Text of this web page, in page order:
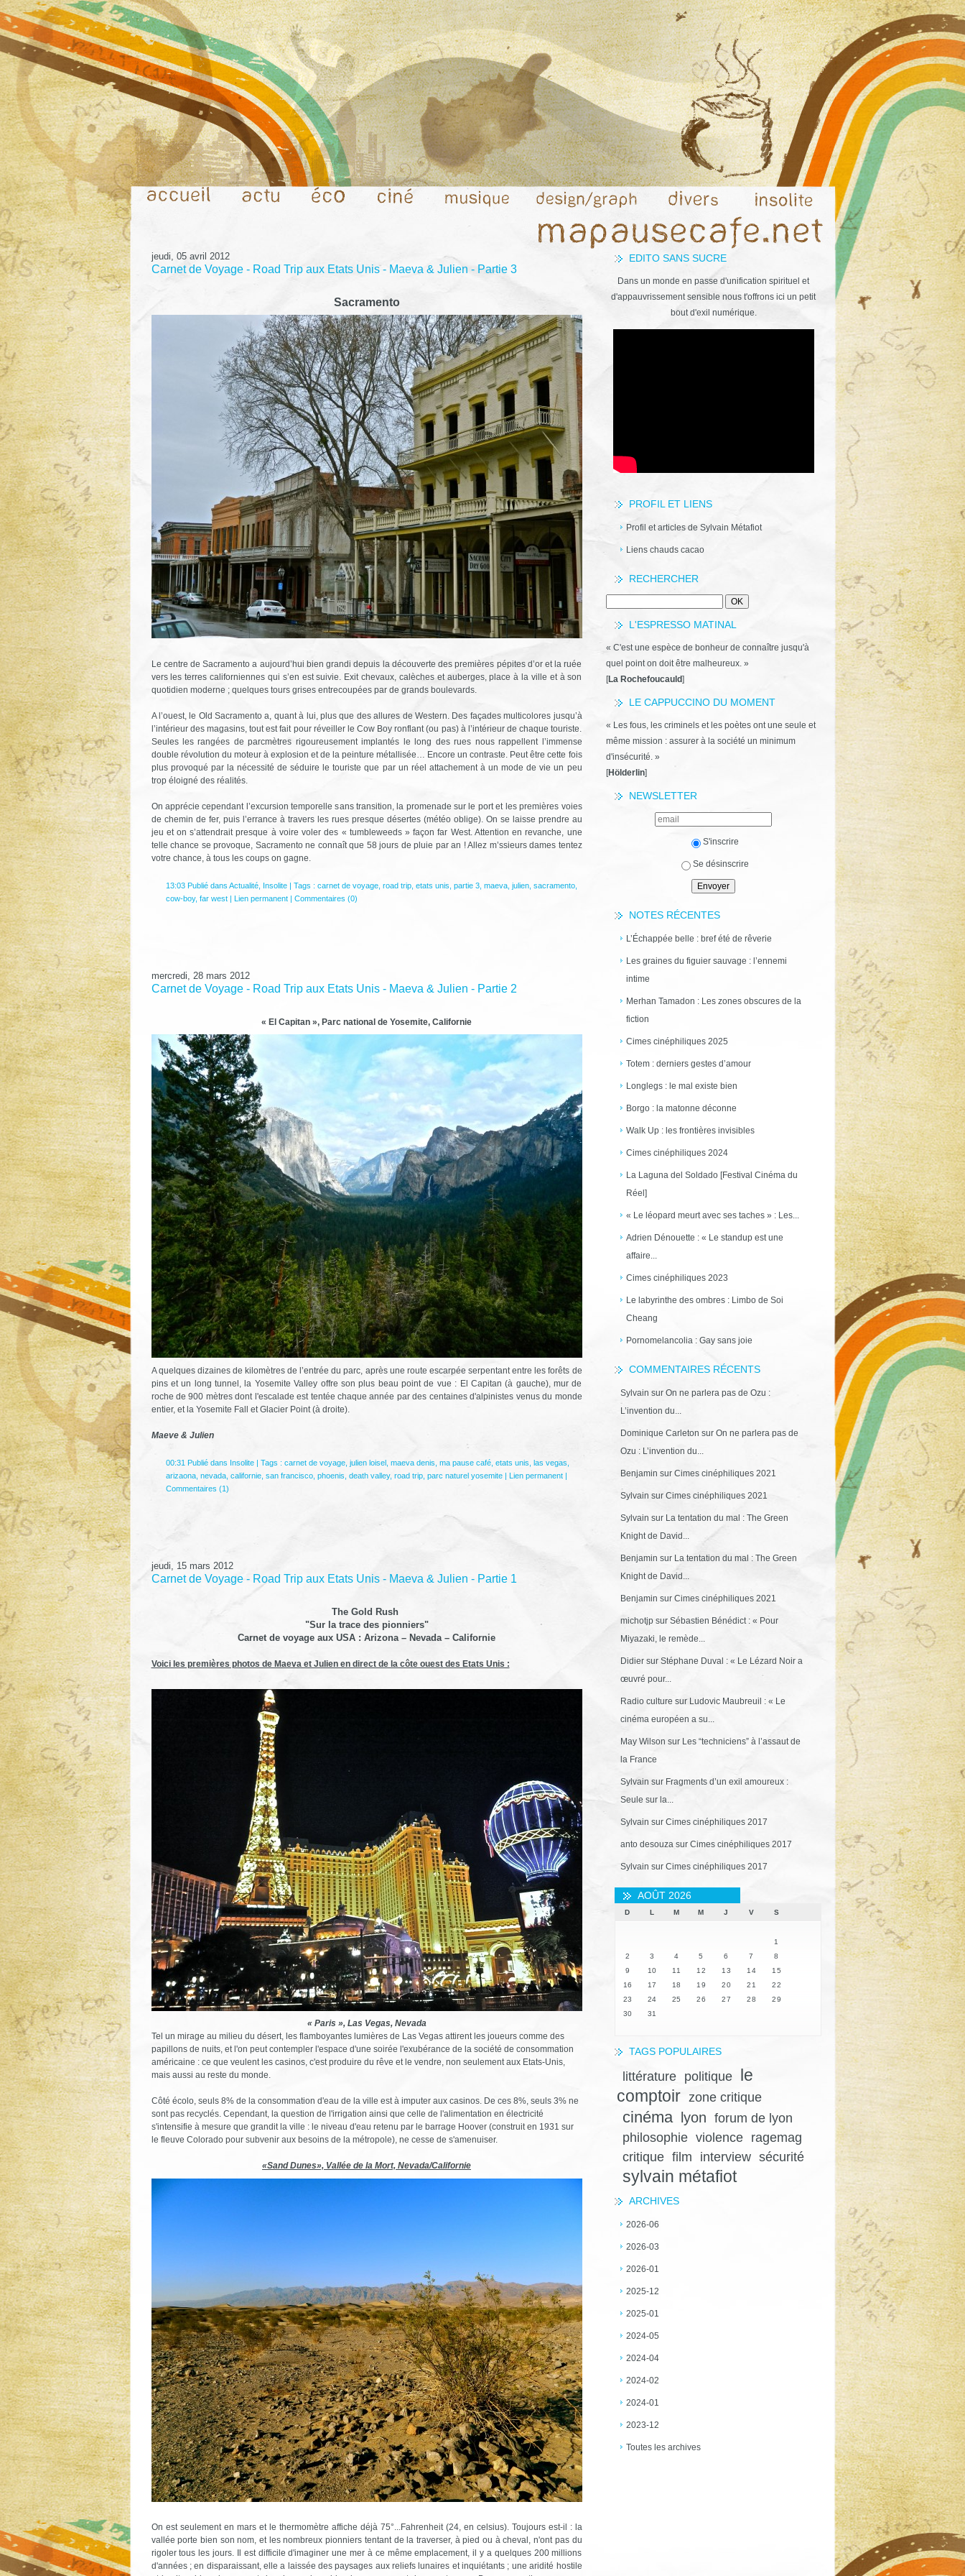
EDITO SANS SUCRE
Dans un monde en passe d'unification spirituel et
d'appauvrissement sensible nous t'offrons ici un petit
bout d'exil numérique.
PROFIL ET LIENS
Profil et articles de Sylvain Métafiot
Liens chauds cacao
RECHERCHER
L'ESPRESSO MATINAL
« C'est une espèce de bonheur de connaître jusqu'à
quel point on doit être malheureux. »
[La Rochefoucauld]
LE CAPPUCCINO DU MOMENT
« Les fous, les criminels et les poètes ont une seule et
même mission : assurer à la société un minimum
d'insécurité. »
[Hölderlin]
NEWSLETTER
S'inscrire
Se désinscrire
NOTES RÉCENTES
L’Échappée belle : bref été de rêverie
Les graines du figuier sauvage : l’ennemi
intime
Merhan Tamadon : Les zones obscures de la
fiction
Cimes cinéphiliques 2025
Totem : derniers gestes d’amour
Longlegs : le mal existe bien
Borgo : la matonne déconne
Walk Up : les frontières invisibles
Cimes cinéphiliques 2024
La Laguna del Soldado [Festival Cinéma du
Réel]
« Le léopard meurt avec ses taches » : Les...
Adrien Dénouette : « Le standup est une
affaire...
Cimes cinéphiliques 2023
Le labyrinthe des ombres : Limbo de Soi
Cheang
Pornomelancolia : Gay sans joie
COMMENTAIRES RÉCENTS
Sylvain sur On ne parlera pas de Ozu :
L’invention du...
Dominique Carleton sur On ne parlera pas de
Ozu : L’invention du...
Benjamin sur Cimes cinéphiliques 2021
Sylvain sur Cimes cinéphiliques 2021
Sylvain sur La tentation du mal : The Green
Knight de David...
Benjamin sur La tentation du mal : The Green
Knight de David...
Benjamin sur Cimes cinéphiliques 2021
michotjpsur Sébastien Bénédict : « Pour
Miyazaki, le remède...
Didiersur Stéphane Duval : « Le Lézard Noir a
œuvré pour...
Radio culture sur Ludovic Maubreuil : « Le
cinéma européen a su...
May Wilson sur Les “techniciens” à l’assaut de
la France
Sylvain sur Fragments d’un exil amoureux :
Seule sur la...
Sylvain sur Cimes cinéphiliques 2017
anto desouzasur Cimes cinéphiliques 2017
Sylvain sur Cimes cinéphiliques 2017
AOÛT 2026
D L M M J V S
1
2
3 4 5 6 7
8
9
10 11 12 13 14
15
16
17 18 19 20 21
22
23
24 25 26 27 28
29
30
31
TAGS POPULAIRES
littérature politique
le
comptoir zone critique
cinéma lyon forum de lyon
philosophie violence
ragemag
critique film interview sécurité
sylvain métafiot
ARCHIVES
2026-06
2026-03
2026-01
2025-12
2025-01
2024-05
2024-04
2024-02
2024-01
2023-12
Toutes les archives
jeudi, 05 avril 2012
Carnet de Voyage - Road Trip aux Etats Unis - Maeva & Julien - Partie 3
Sacramento
Le centre de Sacramento a aujourd’hui bien grandi depuis la découverte des premières pépites d’or et la ruée
vers les terres californiennes qui s’en est suivie. Exit chevaux, calèches et auberges, place à la ville et à son
quotidien moderne ; quelques tours grises entrecoupées par de grands boulevards.
A l’ouest, le Old Sacramento a, quant à lui, plus que des allures de Western. Des façades multicolores jusqu’à
l’intérieur des magasins, tout est fait pour réveiller le Cow Boy ronflant (ou pas) à l’intérieur de chaque touriste.
Seules les rangées de parcmètres rigoureusement implantés le long des rues nous rappellent l’immense
double révolution du moteur à explosion et de la peinture métallisée… Encore un contraste. Peut être cette fois
plus provoqué par la nécessité de séduire le touriste que par un réel attachement à un mode de vie un peu
trop éloigné des réalités.
On apprécie cependant l’excursion temporelle sans transition, la promenade sur le port et les premières voies
de chemin de fer, puis l’errance à travers les rues presque désertes (météo oblige). On se laisse prendre au
jeu et on s’attendrait presque à voire voler des « tumbleweeds » façon far West. Attention en revanche, une
telle chance se provoque, Sacramento ne connaît que 58 jours de pluie par an ! Allez m’ssieurs dames tentez
votre chance, à tous les coups on gagne.
13:03 Publié dans Actualité, Insolite| Tags : carnet de voyage, road trip, etats unis partie 3, maeva, julien, sacramento,
cow-boy, far west| Lien permanent| Commentaires (0)
mercredi, 28 mars 2012
Carnet de Voyage - Road Trip aux Etats Unis - Maeva & Julien - Partie 2
« El Capitan », Parc national de Yosemite, Californie
A quelques dizaines de kilomètres de l’entrée du parc, après une route escarpée serpentant entre les forêts de
pins et un long tunnel, la Yosemite Valley offre son plus beau point de vue : El Capitan (à gauche), mur de
roche de 900 mètres dont l'escalade est tentée chaque année par des centaines d'alpinistes venus du monde
entier, et la Yosemite Fall et Glacier Point (à droite).
Maeve & Julien
00:31 Publié dans Insolite| Tags : carnet de voyage, julien loisel, maeva denis ma pause café, etats unis las vegas
arizaona, nevada, californie, san francisco, phoenis death valley, road trip, parc naturel yosemite| Lien permanent|
Commentaires (1)
jeudi, 15 mars 2012
Carnet de Voyage - Road Trip aux Etats Unis - Maeva & Julien - Partie 1
The Gold Rush
"Sur la trace des pionniers"
Carnet de voyage aux USA : Arizona – Nevada – Californie
Voici les premières photos de Maeva et Julien en direct de la côte ouest des Etats Unis :
« Paris », Las Vegas, Nevada
Tel un mirage au milieu du désert, les flamboyantes lumières de Las Vegas attirent les joueurs comme des
papillons de nuits, et l'on peut contempler l'espace d'une soirée l'exubérance de la société de consommation
américaine : ce que veulent les casinos, c'est produire du rêve et le vendre, non seulement aux Etats-Unis,
mais aussi au reste du monde.
Côté écolo, seuls 8% de la consommation d'eau de la ville est à imputer aux casinos. De ces 8%, seuls 3% ne
sont pas recyclés. Cependant, la question de l'irrigation ainsi que celle de l'alimentation en électricité
s'intensifie à mesure que grandit la ville : le niveau d'eau retenu par le barrage Hoover (construit en 1931 sur
le fleuve Colorado pour subvenir aux besoins de la métropole), ne cesse de s'amenuiser.
«Sand Dunes», Vallée de la Mort, Nevada/Californie
On est seulement en mars et le thermomètre affiche déjà 75°...Fahrenheit (24, en celsius). Toujours est-il : la
vallée porte bien son nom, et les nombreux pionniers tentant de la traverser, à pied ou à cheval, n'ont pas du
rigoler tous les jours. Il est difficile d'imaginer une mer à ce même emplacement, il y a quelques 200 millions
d'années ; en disparaissant, elle a laissée des paysages aux reliefs lunaires et inquiétants ; une aridité hostile